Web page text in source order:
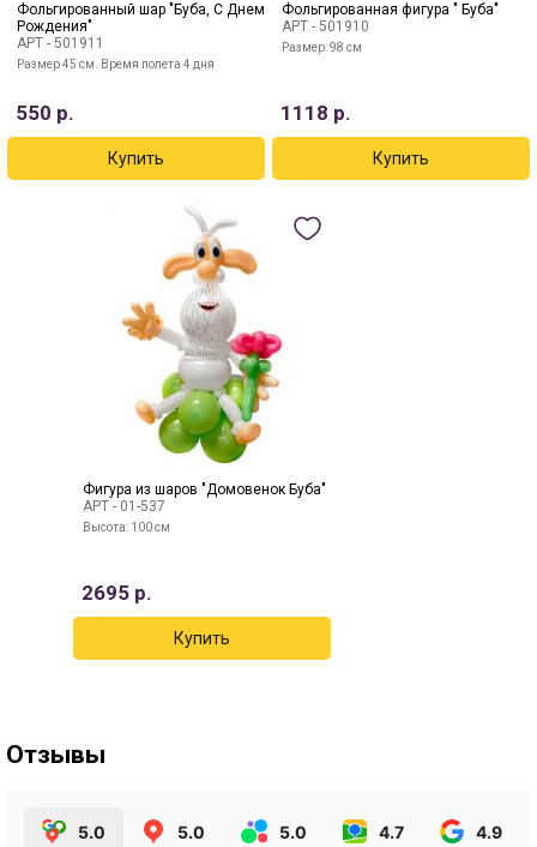
Фольгированный шар "Буба, С Днем
Рождения"
АРТ - 501911
Размер 45 см. Время полета 4 дня
550 р.
Фольгированная фигура " Буба"
АРТ - 501910
Размер: 98 см
1118 р.
Фигура из шаров "Домовенок Буба"
АРТ - 01-537
Высота: 100 см
2695 р.
Отзывы
5.0 5.0 5.0 4.7 4.9